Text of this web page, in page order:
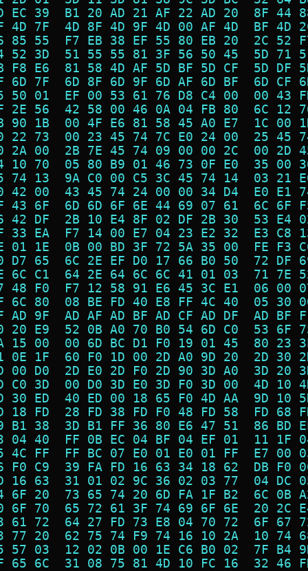
EC 39  B1 20 AD 21 AF 22 AD 20  8F
4D 7F  4D 8F 4D 9F 4D 00 AF 4D  BF
85 55  F7 EB 38 EF 55 80 EB 20  2C
52 3D  51 55 55 81 3F 56 50 45  5D
F8 E6  81 58 4D AF 5D BF 5D CF  5D
6D 7F  6D 8F 6D 9F 6D AF 6D BF  6D
50 01  EF 00 53 61 76 D8 C4 00  00
2E 56  42 58 00 46 0A 04 FB 80  6C
90 1B  00 4F E6 81 58 45 A0 E7  1C
22 73  00 23 45 74 7C E0 24 00  25
2A 00  2B 7E 45 74 09 00 00 2C  00
10 70  05 80 B9 01 46 73 0F E0  35
74 13  9A C0 00 C5 3C 45 74 14  03
42 00  43 45 74 24 00 00 34 D4  E0
43 6F  6D 6D 6F 6E 44 69 07 61  6C
42 DF  2B 10 E4 8F 02 DF 2B 30  53
33 EA  F7 14 00 E7 04 23 E2 32  E3
01 1E  0B 00 BD 3F 72 5A 35 00  FE
D7 65  6C 2E EF D0 17 66 B0 50  72
6C C1  64 2E 64 6C 6C 41 01 03  71
48 F0  F7 12 58 91 E6 45 3C E1  06
6C 80  08 BE FD 40 E8 FF 4C 40  05
AD 9F  AD AF AD BF AD CF AD DF  AD
20 E9  52 0B A0 70 B0 54 6D C0  53
15 00  00 6D BC D1 F0 19 01 45  80
0E 1F  60 F0 1D 00 2D A0 9D 20  2D
00 D0  2D E0 2D F0 2D 90 3D A0  3D
C0 3D  00 D0 3D E0 3D F0 3D 00  4D
30 ED  40 ED 00 18 65 F0 4D AA  9D
18 FD  28 FD 38 FD F0 48 FD 58  FD
B1 38  3D B1 FF 36 80 E6 47 51  86
04 40  FF 0B EC 04 BF 04 EF 01  11
4C FF  FF BC 07 E0 01 E0 01 FF  E7
F0 C9  39 FA FD 16 63 34 18 62  DB
16 63  31 01 02 9C 36 02 03 77  04
6F 20  73 65 74 20 6D FA 1F B2  6C
6F 70  65 72 61 3F 74 69 6F 6E  20
61 72  64 27 FD 73 E8 04 70 72  6F
77 20  62 75 74 F9 74 16 10 2A  10
57 03  12 02 0B 00 1E C6 B0 02  7F
65 6C  31 08 75 81 4D 10 FC 16